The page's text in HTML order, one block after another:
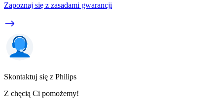
Zapoznaj się z zasadami gwarancji
Skontaktuj się z Philips
Z chęcią Ci pomożemy!